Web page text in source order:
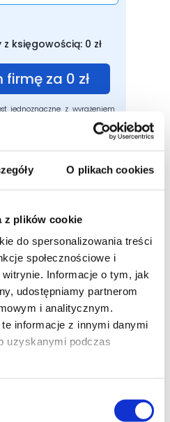
O plikach cookies
z plików cookie
do spersonalizowania treści
społecznościowe i
Informacje o tym, jak
udostępniamy partnerom
i analitycznym.
informacje z innymi danymi
uzyskanymi podczas
zastanawiasz się,
dla Ciebie?
naszego biura
Tobie jak
wskażemy
jednoznaczne z wyrażeniem
przesyłania informacji
i innych działań
adres e-mail i numer
zgody na przetwarzanie przez
60-238 Poznań, danych
Wyrażona zgoda
Kancelaria Rachunkowo-
polityce prywatności.
z księgowością: 0 zł
firmę za 0 zł